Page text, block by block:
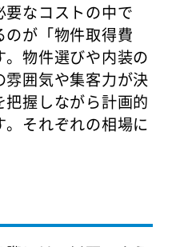
なコストの中で
が「物件取得費
物件選びや内装の
囲気や集客力が決
握しながら計画的
それぞれの相場に